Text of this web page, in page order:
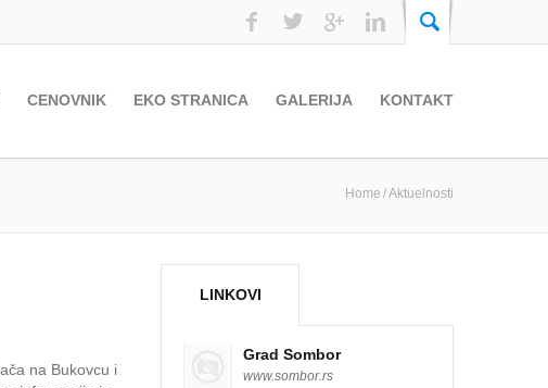
CENOVNIK EKO STRANICA GALERIJA KONTAKT
Home Aktuelnosti
na Bukovcu i
LINKOVI
Grad Sombor
www.sombor.rs